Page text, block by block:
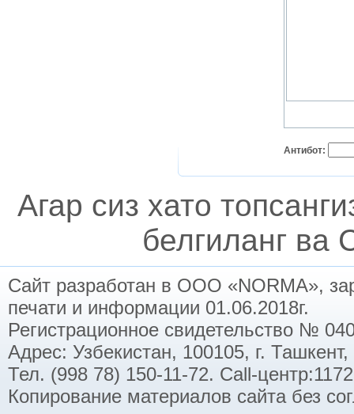
Антибот:
Агар сиз хато
белгиланг ва
Сайт разработан в ООО «NORMA»,
печати и информации 01.06.2018г.
Регистрационное свидетельство №
Адрес: Узбекистан, 100105, г.
Тел. (998 78) 150-11-72. Call-
Копирование материалов сайта без